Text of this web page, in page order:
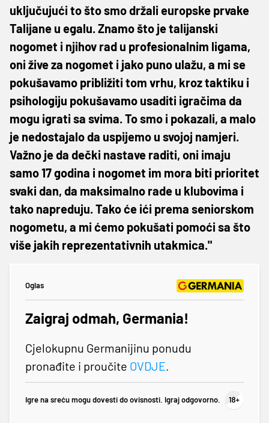
uključujući to što smo držali europske prvake
Talijane u egalu. Znamo što je talijanski
nogomet i njihov rad u profesionalnim ligama,
oni žive za nogomet i jako puno ulažu, a mi se
pokušavamo približiti tom vrhu, kroz taktiku i
psihologiju pokušavamo usaditi igračima da
mogu igrati sa svima. To smo i pokazali, a malo
je nedostajalo da uspijemo u svojoj namjeri.
Važno je da dečki nastave raditi, oni imaju
samo 17 godina i nogomet im mora biti prioritet
svaki dan, da maksimalno rade u klubovima i
tako napreduju. Tako će ići prema seniorskom
nogometu, a mi ćemo pokušati pomoći sa što
više jakih reprezentativnih utakmica."
Oglas
Zaigraj odmah, Germania!
Cjelokupnu Germanijinu ponudu
pronađite i proučite OVDJE.
Igre na sreću mogu dovesti do ovisnosti. Igraj odgovorno.